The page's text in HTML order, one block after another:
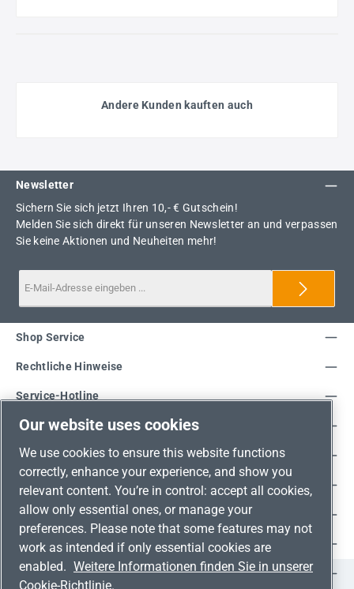
Andere Kunden kauften auch
Newsletter
Sichern Sie sich jetzt Ihren 10,- € Gutschein!
Melden Sie sich direkt für unseren Newsletter an und verpassen
Sie keine Aktionen und Neuheiten mehr!
Service-Hotline
Shop Service
Rechtliche Hinweise
Unsere Vorteile
Versandarten
Zahlungsarten
Adresse
Umweltschutz & Partnerschaft
Jetzt auf Social Media folgen!
Our website uses cookies
We use cookies to ensure this website functions
correctly, enhance your experience, and show you
relevant content. You’re in control: accept all cookies,
allow only essential ones, or manage your
preferences. Please note that some features may not
work as intended if only essential cookies are
enabled. Weitere Informationen finden Sie in unserer
Cookie-Richtlinie.